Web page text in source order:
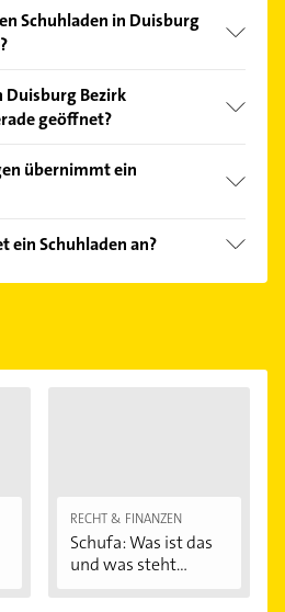
Schuhladen in Duisburg
profitieren Sie von den
können Sie sich
Duisburg Bezirk
geöffnet?
diese an Sonn- und
übernimmt ein
ein Schuhladen an?
anderem Schuhe.
RECHT & FINANZEN
Schufa: Was ist das
und was steht...